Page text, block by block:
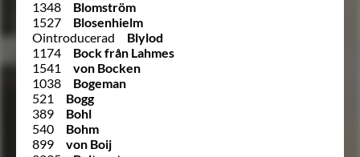
1348
Blomström
1527
Blosenhielm
Ointroducerad
Blylod
1174
Bock från Lahmes
1541
von Bocken
1038
Bogeman
521
Bogg
389
Bohl
540
Bohm
899
von Boij